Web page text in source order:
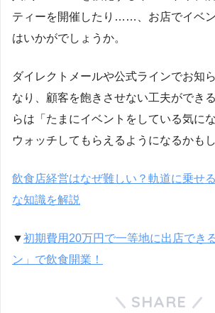
ティーを開催したり……、お店でイベ
はいかがでしょうか。
ダイレクトメールや公式ラインでお知
なり、顧客を飽きさせない工夫ができ
らは「たまにイベントをしている気に
ウォッチしてもらえるようになるかも
飲食店経営はなぜ難しい？軌道に乗せ
な知識を解説
▼初期費用20万円で一等地に出店でき
ン」で飲食開業！
SHARE